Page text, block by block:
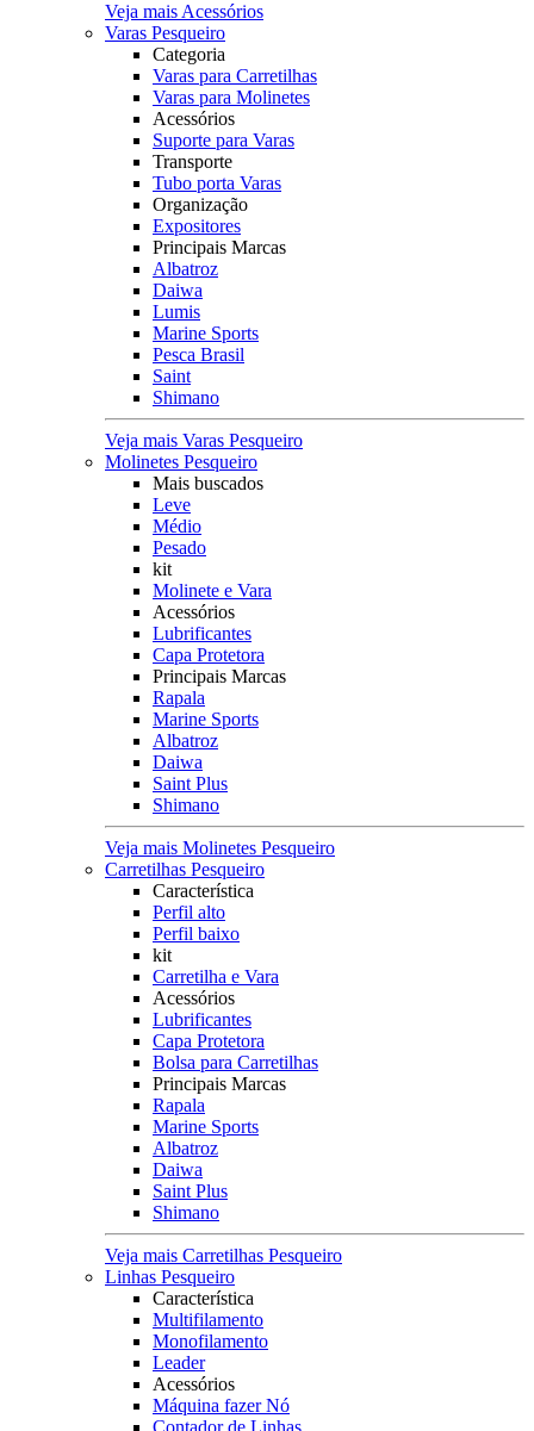
Veja mais Acessórios
Varas Pesqueiro
Categoria
Varas para Carretilhas
Varas para Molinetes
Acessórios
Suporte para Varas
Transporte
Tubo porta Varas
Organização
Expositores
Principais Marcas
Albatroz
Daiwa
Lumis
Marine Sports
Pesca Brasil
Saint
Shimano
Veja mais Varas Pesqueiro
Molinetes Pesqueiro
Mais buscados
Leve
Médio
Pesado
kit
Molinete e Vara
Acessórios
Lubrificantes
Capa Protetora
Principais Marcas
Rapala
Marine Sports
Albatroz
Daiwa
Saint Plus
Shimano
Veja mais Molinetes Pesqueiro
Carretilhas Pesqueiro
Característica
Perfil alto
Perfil baixo
kit
Carretilha e Vara
Acessórios
Lubrificantes
Capa Protetora
Bolsa para Carretilhas
Principais Marcas
Rapala
Marine Sports
Albatroz
Daiwa
Saint Plus
Shimano
Veja mais Carretilhas Pesqueiro
Linhas Pesqueiro
Característica
Multifilamento
Monofilamento
Leader
Acessórios
Máquina fazer Nó
Contador de Linhas